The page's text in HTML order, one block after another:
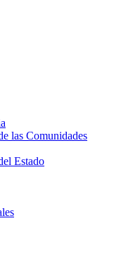
las Comunidades
Estado